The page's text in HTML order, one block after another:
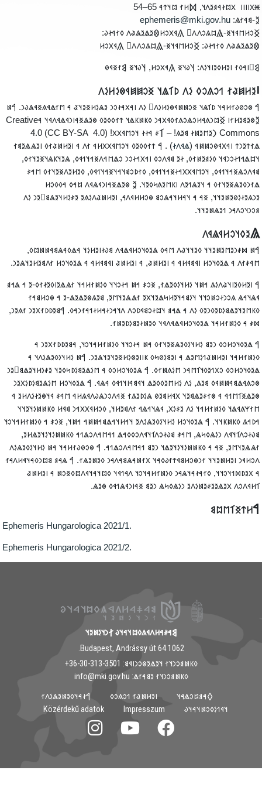
𐳿𐳼𐳺𐳺𐳺𐳺 𐳼𐳪𐳇𐳀𐳠𐳉𐳤𐳦, 𐲫𐳢𐳐 𐳪𐳦𐳄𐳀
𐲉-
ephemeris@mki.gov.hu
‮
𐲏𐳛𐳢𐳮𐳁𐳦𐳏-𐲖𐳪𐳍𐳛𐳤𐳤𐳸 𐲍𐳁𐳂𐳛𐳢‮𐲌𐳉𐳖𐳉𐳖𐳟𐳤
‮𐲌𐳉𐳖𐳉𐳖𐳟𐳤 𐳓𐳐𐳀𐳇𐳜: 𐲏𐳛𐳢𐳮𐳁𐳦𐳏-𐲖𐳪𐳍𐳛𐳤𐳤𐳸
𐲘𐳹𐳥𐳀𐳓𐳐 𐳥𐳉𐳢𐳓𐳉𐳥𐳦𐳋𐳤: 𐲦𐳜𐳦𐳏 𐲍𐳁𐳂𐳛𐳢, 𐲦𐳜𐳦𐳏
‮𐳺𐳉𐳢𐳯𐳟𐳐 𐳒𐳛𐳍𐳛𐳓 𐳋𐳤 𐳚𐳑𐳖𐳦
‮𐲀 𐳌𐳛𐳗𐳜𐳐𐳢𐳀𐳦 𐳚𐳑𐳖𐳦 𐳏𐳛𐳯𐳯𐳁𐳌𐳋𐳢𐳋𐳤𐳹 𐳋𐳤 𐳥𐳀𐳂𐳀𐳇𐳛𐳙 𐳉𐳖𐳋𐳢𐳏𐳉𐳦𐳟 𐳀 𐳮𐳐𐳖𐳁𐳍𐳏𐳁𐳖𐳜𐳙.
𐲉𐳌𐳉𐳘𐳉𐳢𐳐𐳥 𐲏𐳪𐳙𐳍𐳀𐳢𐳛𐳖𐳛𐳍𐳐𐳓𐳁𐳂𐳀𐳙 𐳓𐳞𐳯𐳞𐳖𐳦 𐳄𐳐𐳓𐳓𐳉𐳓 𐳌𐳉𐳖𐳏𐳀𐳥𐳙𐳁𐳖𐳁𐳤𐳁𐳦
Creative
𐲙𐳉𐳮𐳉𐳯𐳇 𐳘𐳉𐳍! – 𐲑𐳎 𐳀𐳇𐳇 𐳦𐳛𐳮𐳁𐳂𐳂!
4.0(CC BY-SA 4.0)
𐳖𐳐𐳄𐳉𐳙𐳄 𐳥𐳀𐳂𐳁𐳗𐳛𐳯𐳯𐳀
𐳖𐳁𐳤𐳇
) . 𐲀 𐳄𐳐𐳓𐳓𐳉𐳓 𐳦𐳛𐳮𐳁𐳂𐳂𐳢𐳀 𐳐𐳤 𐳀 𐳥𐳉𐳢𐳯𐳟𐳐𐳓 𐳥𐳉𐳖𐳖𐳉𐳘𐳐
𐳦𐳪𐳖𐳀𐳒𐳇𐳛𐳙𐳁𐳦 𐳓𐳋𐳠𐳉𐳯𐳐𐳓, 𐳇𐳉 𐳘𐳁𐳤𐳛𐳓 𐳥𐳀𐳂𐳀𐳇𐳛𐳙 𐳛𐳖𐳮𐳀𐳤𐳏𐳀𐳦𐳒𐳁𐳓,
𐳘𐳁𐳤𐳛𐳖𐳏𐳀𐳦𐳒𐳁𐳓, 𐳦𐳛𐳮𐳁𐳂𐳂𐳀𐳇𐳏𐳀𐳦𐳒𐳁𐳓, 𐳓𐳐𐳚𐳛𐳘𐳦𐳀𐳦𐳏𐳀𐳦𐳒𐳁𐳓, 𐳓𐳉𐳢𐳉𐳤𐳏𐳉𐳦𐳐𐳓
𐳖𐳐𐳙𐳓𐳉𐳖𐳏𐳉𐳦𐳐𐳓 𐳀 𐳦𐳉𐳖𐳒𐳉𐳤 𐳥𐳞𐳮𐳉𐳍𐳭𐳓𐳉𐳦. 𐲉 𐳌𐳉𐳖𐳏𐳀𐳥𐳙𐳁𐳖𐳁𐳤 𐳆𐳀𐳓
𐳉𐳙𐳍𐳉𐳇𐳋𐳗𐳉𐳯𐳉𐳦𐳦, 𐳏𐳀 𐳀 𐳦𐳀𐳢𐳦𐳀𐳖𐳛𐳘 𐳌𐳛𐳢𐳢𐳁𐳤𐳀, 𐳥𐳉𐳢𐳯𐳟𐳤𐳋𐳍𐳉 𐳉𐳎𐳋𐳢𐳦𐳉𐳖𐳘𐳹𐳉𐳙
𐳠𐳛𐳙𐳦𐳛𐳤𐳀𐳙
𐲀𐳯 𐳫𐳎𐳙𐳉𐳮𐳉𐳯𐳉𐳦𐳦 𐳓𐳉𐳦𐳦𐳟𐳤 𐳮𐳀𐳓 𐳖𐳉𐳓𐳦𐳛𐳢𐳁𐳖𐳁𐳤 𐳘𐳜𐳇𐳥𐳉𐳢𐳋𐳦
𐳮𐳀𐳎𐳐𐳤 𐳀 𐳖𐳉𐳓𐳦𐳛𐳢 𐳥𐳁𐳘𐳁𐳢𐳀 𐳀 𐳥𐳉𐳢𐳯𐳟, 𐳀 𐳥𐳉𐳢𐳯𐳟 𐳥𐳁𐳘𐳁𐳢𐳀 𐳀 𐳖𐳉𐳓𐳦𐳛𐳢
‮𐲀 𐳥𐳉𐳢𐳓𐳉𐳥𐳦𐳟𐳤𐳋𐳍 𐳀𐳯𐳦 𐳋𐳢𐳦𐳋𐳓𐳉𐳖𐳐, 𐳏𐳛𐳎 𐳀𐳯 𐳀𐳇𐳛𐳦𐳦 𐳓𐳋𐳯𐳐𐳢𐳀𐳦 𐳐𐳖𐳖𐳉𐳥𐳓𐳉𐳇𐳐𐳓-𐳉 𐳀
𐳁𐳖𐳦𐳀𐳖 𐳍𐳛𐳙𐳇𐳛𐳯𐳛𐳦𐳦 𐳦𐳋𐳘𐳀𐳦𐳉𐳢𐳭𐳖𐳉𐳦𐳂𐳉 𐳐𐳖𐳖𐳉𐳦𐳮𐳉, 𐳘𐳉𐳍𐳌𐳉𐳖𐳉𐳖-𐳉 𐳀
𐳓𐳞𐳮𐳉𐳦𐳉𐳖𐳘𐳋𐳚𐳉𐳓𐳙𐳉𐳓 𐳋𐳤 𐳀 𐳖𐳀𐳠 𐳦𐳪𐳇𐳛𐳘𐳁𐳚𐳛𐳤 𐳤𐳦𐳀𐳙𐳇𐳀𐳢𐳇𐳒𐳀𐳐𐳙𐳀𐳓. 𐲀𐳘𐳉𐳚𐳚𐳐𐳂𐳉𐳙
𐳫𐳎 𐳀 𐳓𐳋𐳯𐳐𐳢𐳀𐳦 𐳖𐳉𐳓𐳦𐳛𐳢𐳁𐳖𐳁𐳤𐳁𐳦
‮𐲀 𐳖𐳉𐳓𐳦𐳛𐳢𐳛𐳓 𐳙𐳉𐳘 𐳋𐳢𐳦𐳋𐳓𐳉𐳖𐳏𐳉𐳦𐳐𐳓 𐳀𐳯 𐳀𐳇𐳛𐳦𐳦 𐳓𐳋𐳯𐳐𐳢𐳀𐳦𐳛𐳦, 𐳀𐳘𐳉𐳚𐳚𐳐𐳂𐳉𐳙
𐳓𐳋𐳯𐳐𐳢𐳀𐳦 𐳥𐳉𐳢𐳯𐳟𐳒𐳋𐳮𐳉𐳖 𐳀 𐳥𐳉𐳘𐳋𐳗𐳭𐳓 𐳞𐳥𐳥𐳉𐳌𐳋𐳢𐳏𐳉𐳦𐳉𐳦𐳖𐳉𐳙. 𐲀𐳯 𐳋𐳢𐳦𐳋𐳓𐳉𐳖𐳋𐳤𐳦
𐳖𐳉𐳓𐳦𐳛𐳢𐳛𐳓 𐳛𐳂𐳒𐳉𐳓𐳦𐳑𐳮𐳀𐳙 𐳮𐳋𐳍𐳯𐳐𐳓. 𐲀 𐳖𐳉𐳓𐳦𐳛𐳢𐳛𐳓 𐳀 𐳮𐳋𐳖𐳉𐳘𐳋𐳚𐳭𐳓𐳉𐳦
𐳌𐳛𐳍𐳀𐳖𐳘𐳀𐳯𐳯𐳁𐳓 𐳘𐳉𐳍, 𐳋𐳤 𐳋𐳢𐳮𐳉𐳓𐳓𐳉𐳖 𐳦𐳁𐳘𐳀𐳥𐳦𐳒𐳁𐳓 𐳀𐳖𐳁. 𐲀 𐳖𐳉𐳓𐳦𐳛𐳢
𐳌𐳉𐳖𐳏𐳑𐳮𐳒𐳀 𐳀 𐳌𐳐𐳎𐳉𐳖𐳘𐳉𐳦 𐳂𐳁𐳢𐳘𐳉𐳗 𐳖𐳋𐳚𐳉𐳍𐳐 𐳏𐳀𐳤𐳛𐳙𐳖𐳜𐳤𐳁𐳍𐳢𐳀 𐳮𐳀𐳎 𐳁𐳦𐳌𐳉𐳇𐳋𐳤𐳢𐳉
𐳮𐳐𐳰𐳍𐳁𐳖𐳦 𐳓𐳋𐳯𐳐𐳢𐳀𐳦 𐳋𐳤 𐳉𐳎𐳋𐳂, 𐳁𐳖𐳦𐳀𐳖𐳀 𐳐𐳤𐳘𐳉𐳢𐳦, 𐳓𐳛𐳢𐳁𐳂𐳂𐳀𐳙 𐳘𐳁𐳢
𐳀𐳚𐳀𐳍 𐳓𐳞𐳯𐳞𐳦𐳦. 𐲀 𐳖𐳉𐳓𐳦𐳛𐳢 𐳋𐳢𐳦𐳋𐳓𐳉𐳖𐳋𐳤𐳉 𐳦𐳀𐳢𐳦𐳀𐳖𐳘𐳀𐳯𐳯𐳀 𐳀𐳯𐳦, 𐳏𐳛𐳎 𐳀
𐳘𐳜𐳇𐳛𐳤𐳑𐳦𐳁𐳤 𐳙𐳋𐳖𐳓𐳭𐳖, 𐳮𐳀𐳎 𐳘𐳜𐳇𐳛𐳤𐳑𐳦𐳁𐳤𐳛𐳓𐳓𐳀𐳖 𐳒𐳀𐳮𐳀𐳤𐳛𐳖𐳒𐳀
𐳐𐳖𐳖𐳉𐳦𐳮𐳉, 𐳏𐳀 𐳀 𐳓𐳞𐳯𐳯𐳋𐳦𐳋𐳦𐳉𐳖𐳦 𐳙𐳉𐳘 𐳒𐳀𐳮𐳀𐳤𐳛𐳖𐳒𐳀. 𐲀 𐳌𐳛𐳗𐳜𐳐𐳢𐳀𐳦 𐳀𐳯
𐳤𐳛𐳢𐳁𐳙 𐳥𐳉𐳢𐳯𐳉𐳦𐳦 𐳐𐳙𐳌𐳛𐳢𐳘𐳁𐳄𐳐𐳜𐳓𐳀𐳦 𐳂𐳐𐳯𐳀𐳖𐳘𐳀𐳤𐳀𐳙 𐳓𐳉𐳯𐳉𐳖𐳐. 𐲀 𐳖𐳀𐳠
𐳀 𐳂𐳉𐳚𐳫𐳒𐳦𐳛𐳦𐳦, 𐳓𐳐𐳀𐳇𐳀𐳦𐳖𐳀𐳙 𐳓𐳋𐳯𐳐𐳢𐳀𐳦𐳛𐳦 𐳤𐳀𐳒𐳁𐳦 𐳓𐳪𐳦𐳀𐳦𐳁𐳤𐳪𐳓𐳏𐳛𐳯 𐳀
𐳑𐳢𐳁𐳤𐳛𐳤 𐳂𐳉𐳖𐳉𐳉𐳎𐳉𐳯𐳋𐳤𐳉 𐳙𐳋𐳖𐳓𐳭𐳖 𐳙𐳉𐳘 𐳏𐳀𐳥𐳙𐳁𐳖𐳒𐳁𐳓
Ephemeris Hungarologica 2021/1.
Ephemeris Hungarologica 2021/2.
𐲘𐳀𐳎𐳀𐳢𐳤𐳁𐳍𐳓𐳪𐳦𐳀𐳦𐳜 𐲐𐳙𐳦𐳋𐳯𐳉𐳦
1062 Budapest, Andrássy út 64.
𐳓𐳞𐳯𐳠𐳛𐳙𐳦𐳐 𐳦𐳉𐳖𐳉𐳌𐳛𐳙𐳥𐳁𐳘: ‭+36-30-313-3501
𐳓𐳞𐳯𐳠𐳛𐳙𐳦𐳐 𐳉𐳘𐳀𐳐𐳖: info@mki.gov.hu
𐲓𐳀𐳠𐳆𐳛𐳖𐳀𐳦
𐳺𐳉𐳢𐳯𐳟𐳐 𐳒𐳛𐳍𐳛𐳓
𐲀𐳇𐳀𐳦𐳓𐳉𐳯𐳉𐳖𐳋𐳤𐳐
𐳦𐳁𐳒𐳋𐳓𐳛𐳯𐳦𐳀𐳦𐳜
Közérdekű adatok Impresszum